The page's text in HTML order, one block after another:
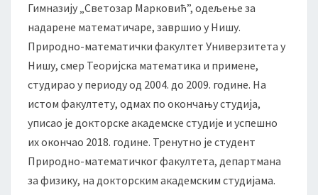
н
и
к
а
б
и
о
л
о
ш
к
о
Гимназију „Светозар Марковић”, одељење за
надарене математичаре, завршио у Нишу.
Природно-математички факултет Универзитета у
Нишу, смер Теоријска математика и примене,
студирао у периоду од 2004. до 2009. године. На
истом факултету, одмах по окончању студија,
уписао је докторске академске студије и успешно
их окончао 2018. године. Тренутно је студент
Природно-математичког факултета, департмана
за физику, на докторским академским студијама.